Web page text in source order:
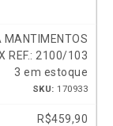
MANTIMENTOS
REF.: 2100/103
3 em estoque
SKU: 170933
R$459,90